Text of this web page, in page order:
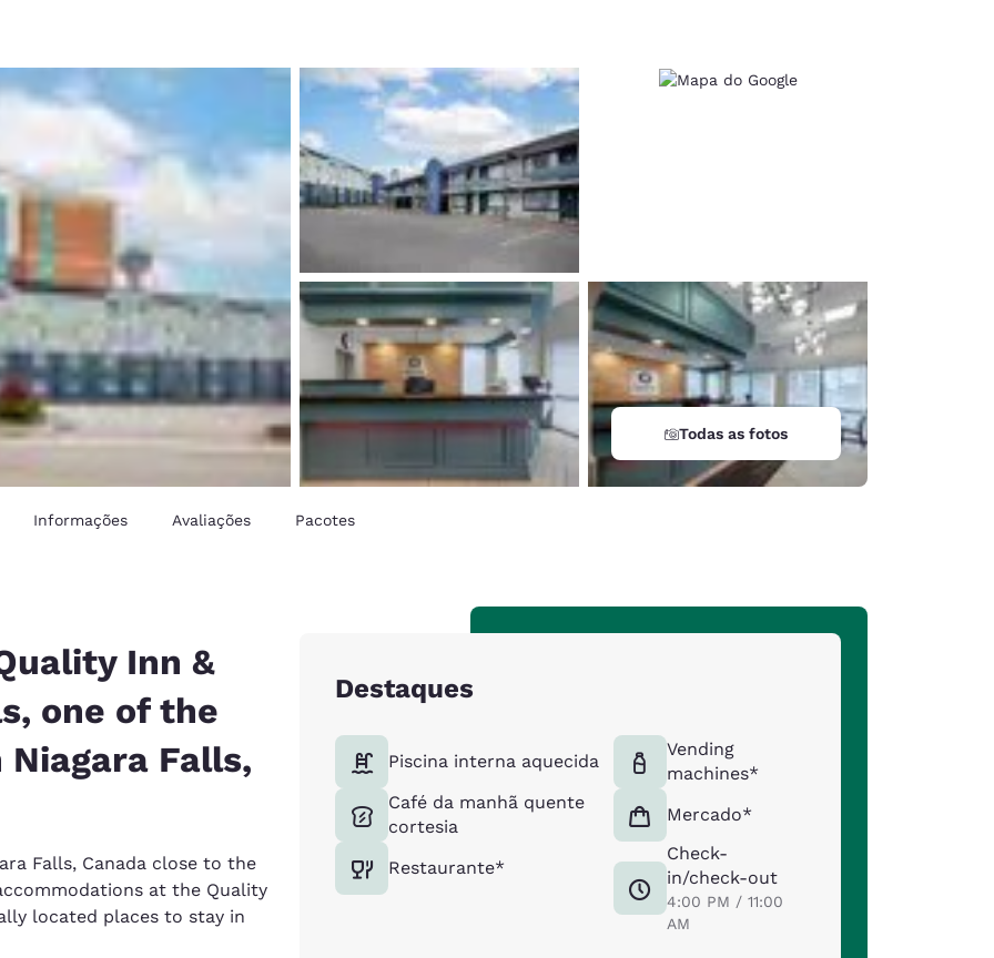
España
France France
English
Todas as fotos
Informações Avaliações Pacotes
Inn &
one of the
Falls,
Falls, Canada close to the
at the Quality
located places to stay in
Destaques
Piscina interna aquecida
Café da manhã quente
cortesia
Restaurante*
Vending
machines*
Mercado*
Check-
in/check-out
4:00 PM / 11:00
AM